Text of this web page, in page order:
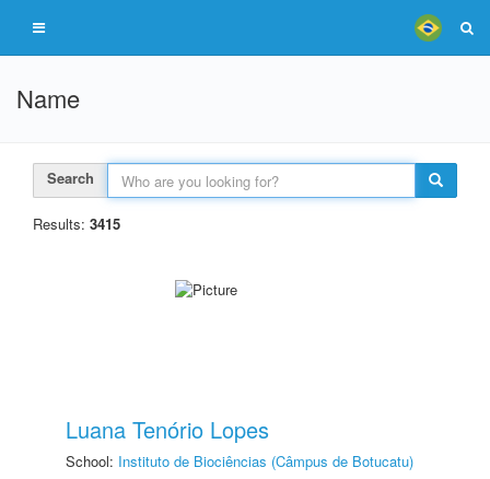
Name
Search
Results: 3415
Luana Tenório Lopes
School: Instituto de Biociências (Câmpus de Botucatu)